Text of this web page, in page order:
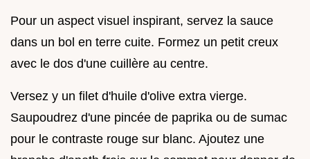
Pour un aspect visuel inspirant, servez la sauce
dans un bol en terre cuite. Formez un petit creux
avec le dos d'une cuillère au centre.
Versez y un filet d'huile d'olive extra vierge.
Saupoudrez d'une pincée de paprika ou de sumac
pour le contraste rouge sur blanc. Ajoutez une